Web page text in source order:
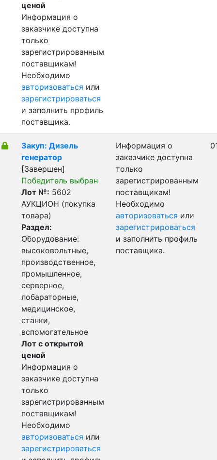
ценой
Информация о
заказчике доступна
только
зарегистрированным
поставщикам!
Необходимо
авторизоваться или
зарегистрироваться
и заполнить профиль
поставщика.
Закуп: Дизель
генератор
[Завершен]
Победитель выбран
Лот №: 5602
АУКЦИОН (покупка
товара)
Раздел:
Оборудование:
высоковольтные,
производственное,
промышленное,
серверное,
лобараторные,
медицинское,
станки,
вспомогательное
Лот с открытой
ценой
Информация о
заказчике доступна
только
зарегистрированным
поставщикам!
Необходимо
авторизоваться или
зарегистрироваться
Информация о
заказчике доступна
только
зарегистрированным
поставщикам!
Необходимо
авторизоваться или
зарегистрироваться
и заполнить профиль
поставщика.